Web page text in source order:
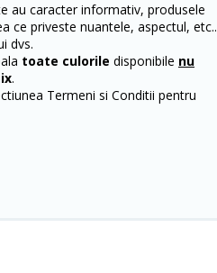
au caracter informativ, produsele
ce priveste nuantele, aspectul, etc..
dvs.
toate culorile disponibile nu
.
Termeni si Conditii pentru